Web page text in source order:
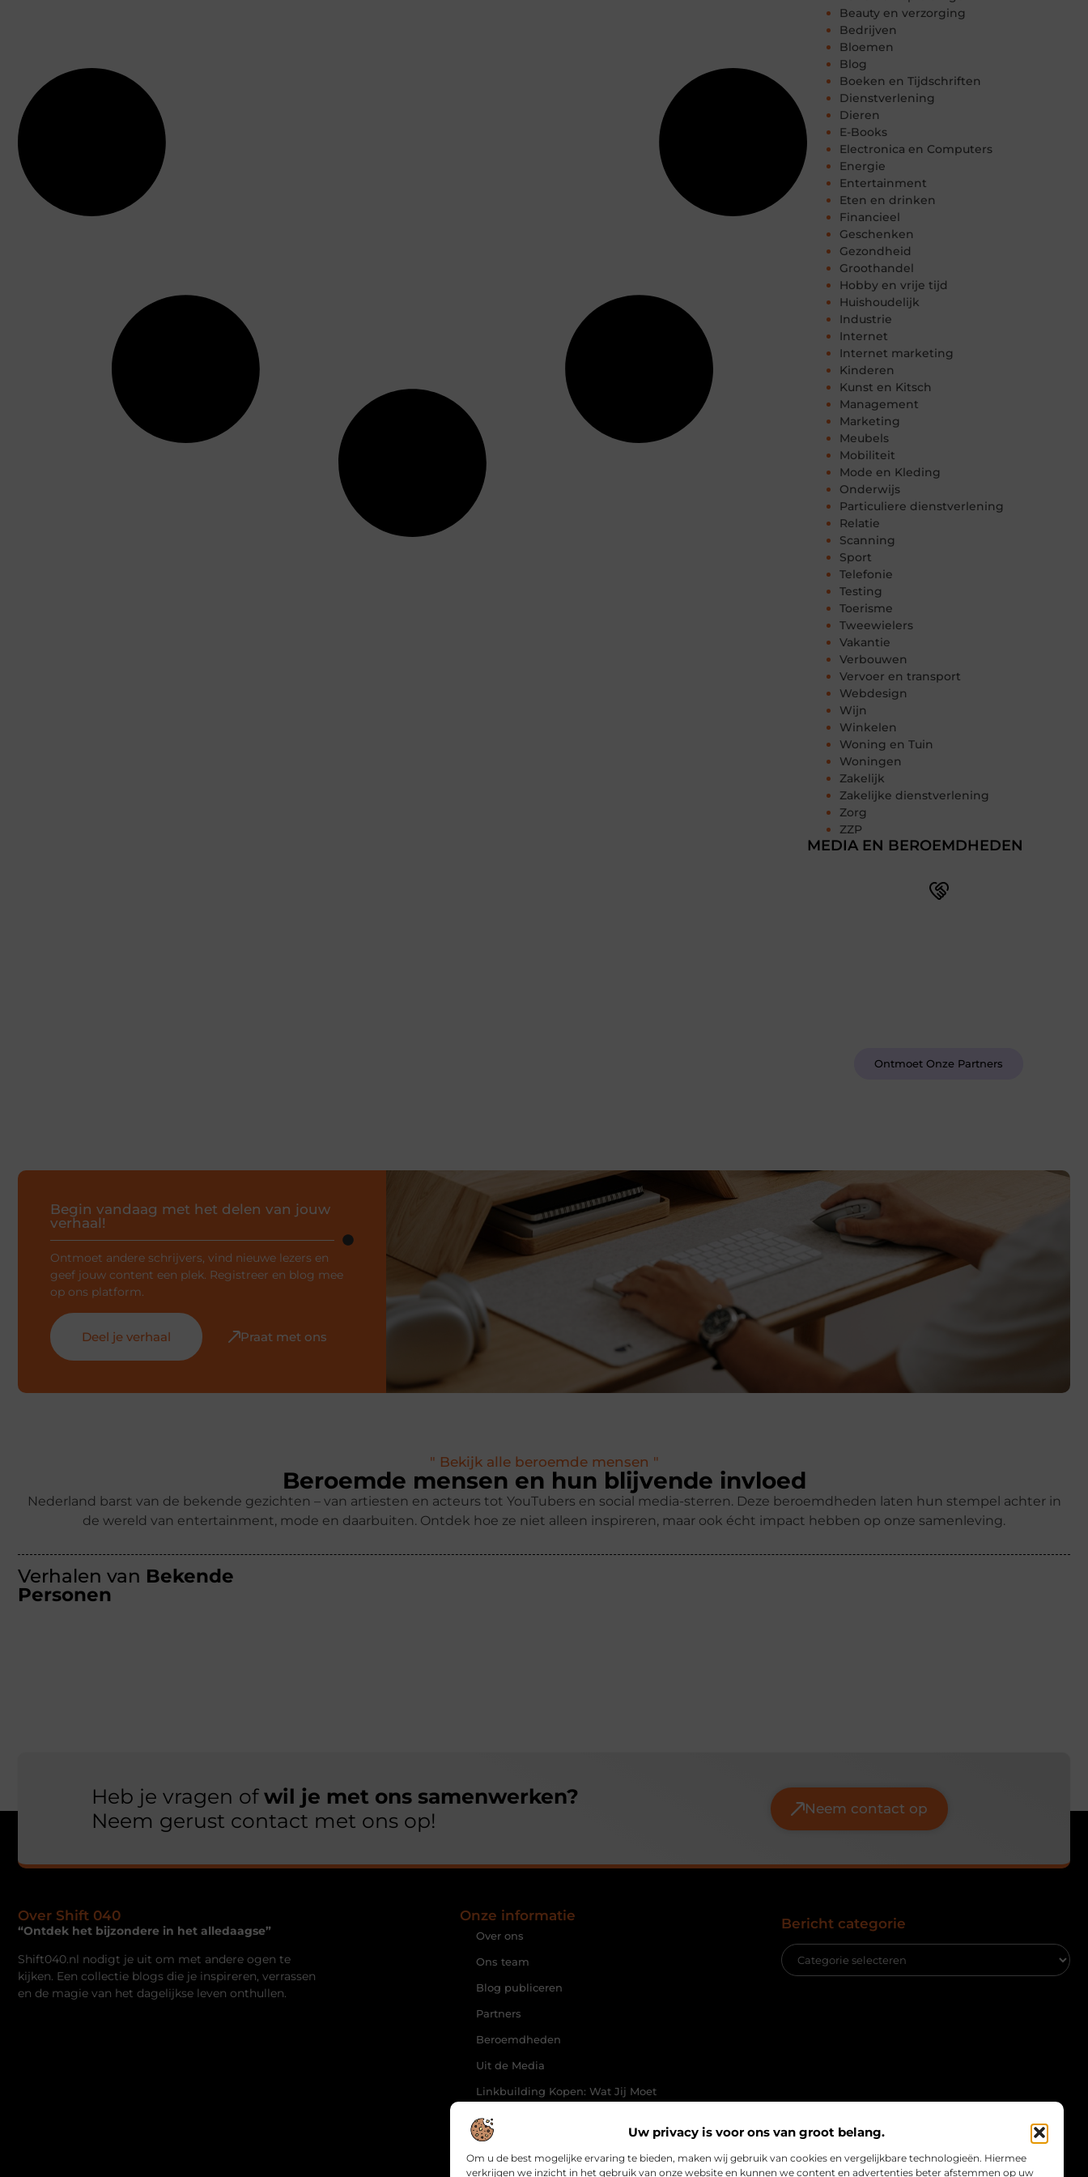
Uw privacy is voor ons van groot belang.
Om u de best mogelijke ervaring te bieden, maken wij gebruik van cookies en vergelijkbare technologieën. Hiermee
verkrijgen we inzicht in het gebruik van onze website en kunnen we content en advertenties beter afstemmen op uw
Beauty en verzorging
Bedrijven
Bloemen
Blog
Boeken en Tijdschriften
Dienstverlening
Dieren
E-Books
Electronica en Computers
Energie
Entertainment
Eten en drinken
Financieel
Geschenken
Gezondheid
Groothandel
Hobby en vrije tijd
Huishoudelijk
Industrie
Internet
Internet marketing
Kinderen
Kunst en Kitsch
Management
Marketing
Meubels
Mobiliteit
Mode en Kleding
Onderwijs
Particuliere dienstverlening
Relatie
Scanning
Sport
Telefonie
Testing
Toerisme
Tweewielers
Vakantie
Verbouwen
Vervoer en transport
Webdesign
Wijn
Winkelen
Woning en Tuin
Woningen
Zakelijk
Zakelijke dienstverlening
Zorg
ZZP
MEDIA EN BEROEMDHEDEN
Ontmoet Onze Partners
Begin vandaag met het delen van jouw
verhaal!
Ontmoet andere schrijvers, vind nieuwe lezers en
geef jouw content een plek. Registreer en blog mee
op ons platform.
Deel je verhaal Praat met ons
" Bekijk alle beroemde mensen "
Beroemde mensen en hun blijvende invloed
Nederland barst van de bekende gezichten – van artiesten en acteurs tot YouTubers en social media-sterren. Deze beroemdheden laten hun stempel achter in
de wereld van entertainment, mode en daarbuiten. Ontdek hoe ze niet alleen inspireren, maar ook écht impact hebben op onze samenleving.
Verhalen van Bekende
Personen
Heb je vragen ofwil je met ons samenwerken?
Neem gerust contact met ons op!
Neem contact op
Over Shift 040
“Ontdek het bijzondere in het alledaagse”
Shift040.nl nodigt je uit om met andere ogen te
kijken. Een collectie blogs die je inspireren, verrassen
en de magie van het dagelijkse leven onthullen.
Onze informatie
Over ons
Ons team
Blog publiceren
Partners
Beroemdheden
Uit de Media
Linkbuilding Kopen: Wat Jij Moet
Laten Groeien
Inkomensstromen Kunt Creëren
Bericht categorie